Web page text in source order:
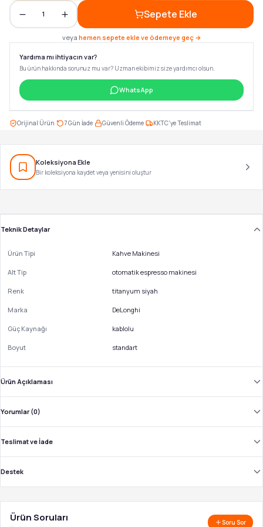
1 Sepete Ekle
veya hemen sepete ekle ve ödemeye geç →
Yardıma mı ihtiyacın var?
Bu ürün hakkında sorunuz mu var? Uzman ekibimiz size yardımcı olsun.
WhatsApp
Orijinal Ürün 7 Gün İade Güvenli Ödeme KKTC'ye Teslimat
Koleksiyona Ekle
Bir koleksiyona kaydet veya yenisini oluştur
Teknik Detaylar
Ürün Tipi Kahve Makinesi
Alt Tip otomatik espresso makinesi
Renk titanyum siyah
Marka DeLonghi
Güç Kaynağı kablolu
Boyut standart
Ürün Açıklaması
Yorumlar (0)
Teslimat ve İade
Destek
Ürün Soruları Soru Sor